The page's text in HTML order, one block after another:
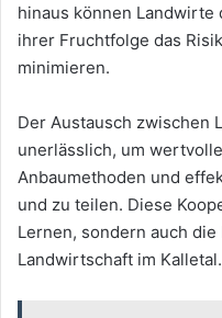
hinaus können
ihrer Fruchtfolge das
minimieren.
Der Austausch zwischen
unerlässlich, um
Anbaumethoden und
und zu teilen. Diese
Lernen, sondern auch
Landwirtschaft im Kalletal.